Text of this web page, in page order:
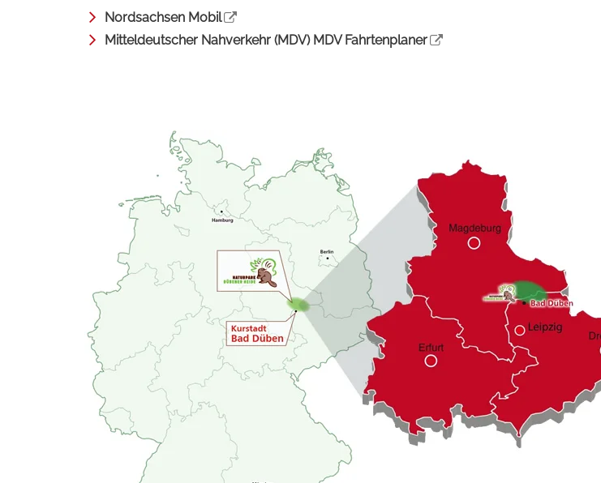
Nordsachsen Mobil
Mitteldeutscher Nahverkehr (MDV) MDV Fahrtenplaner